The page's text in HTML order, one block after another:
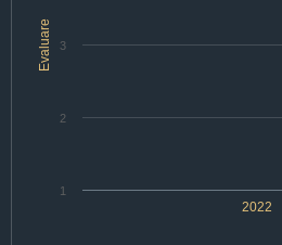
Evaluare
2022
1
2
3